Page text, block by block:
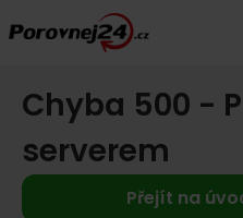
Chyba 500 -
serverem
Přejít na